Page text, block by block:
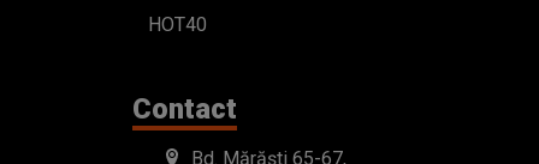
HOT40
Contact
Bd. Mărăști 65-67,